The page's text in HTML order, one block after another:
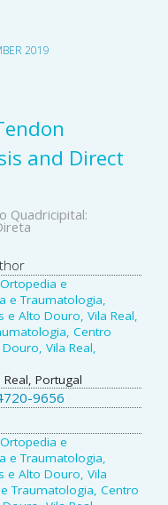
2019
and Direct
Quadricipital:
e
e Traumatologia,
e Alto Douro, Vila Real,
Centro
Vila Real,
Portugal
9656
e
e Traumatologia,
e Alto Douro, Vila
Traumatologia, Centro